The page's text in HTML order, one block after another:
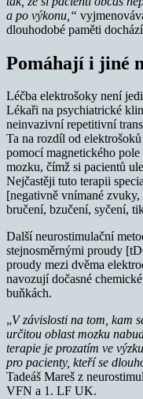
a po výkonu,“
dlouhodobé paměti
Pomáhají i jiné
Léčba elektrošoky není
Lékaři na psychiatrické
neinvazivní repetitivní
Ta na rozdíl od
pomocí magnetického
mozku, čímž si pacientů
Nejčastěji tuto terapii
[negativně vnímané
bručení, bzučení, syčení,
Další neurostimulační
stejnosměrnými proudy
proudy mezi dvěma
navozují dočasné
buňkách.
„V závislosti na tom, kam
určitou oblast mozku
terapie je prozatím ve
pro pacienty, kteří se
Tadeáš Mareš z
VFN a 1. LF UK.